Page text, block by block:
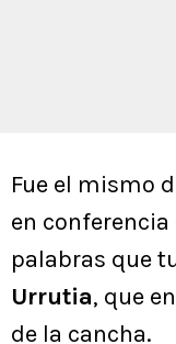
Fue el mismo
en
palabras que
Urrutia, que
de la cancha.